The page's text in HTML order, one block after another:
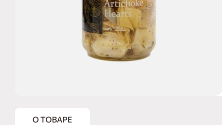
О ТОВАРЕ